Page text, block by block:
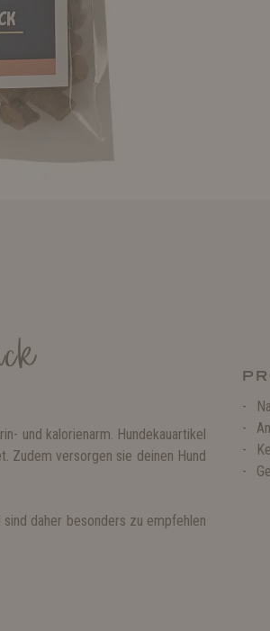
und kalorienarm. Hundekauartikel
Zudem versorgen sie deinen Hund
daher besonders zu empfehlen